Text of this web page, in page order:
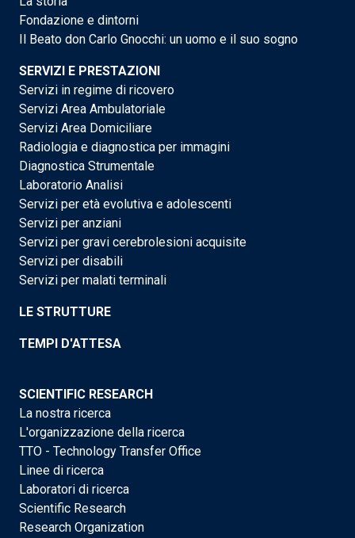
Fondazione e dintorni
Il Beato don Carlo Gnocchi: un uomo e il suo sogno
SERVIZI E PRESTAZIONI
Servizi in regime di ricovero
Servizi Area Ambulatoriale
Servizi Area Domiciliare
Radiologia e diagnostica per immagini
Diagnostica Strumentale
Laboratorio Analisi
Servizi per età evolutiva e adolescenti
Servizi per anziani
Servizi per gravi cerebrolesioni acquisite
Servizi per disabili
Servizi per malati terminali
LE STRUTTURE
TEMPI D'ATTESA
SCIENTIFIC RESEARCH
La nostra ricerca
L'organizzazione della ricerca
TTO - Technology Transfer Office
Linee di ricerca
Laboratori di ricerca
Scientific Research
Research Organization